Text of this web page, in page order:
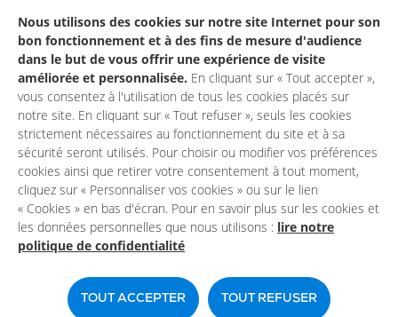
Contactez-nous
Mon compte
Accessibilité : non
conforme
Mentions légales
Un site du
Nous utilisons des cookies sur notre site Internet pour son
bon fonctionnement et à des fins de mesure d'audience
dans le but de vous offrir une expérience de visite
améliorée et personnalisée. En cliquant sur « Tout accepter »,
vous consentez à l'utilisation de tous les cookies placés sur
notre site. En cliquant sur « Tout refuser », seuls les cookies
strictement nécessaires au fonctionnement du site et à sa
sécurité seront utilisés. Pour choisir ou modifier vos préférences
cookies ainsi que retirer votre consentement à tout moment,
cliquez sur « Personnaliser vos cookies » ou sur le lien
« Cookies » en bas d'écran. Pour en savoir plus sur les cookies et
les données personnelles que nous utilisons : lire notre
politique de confidentialité
TOUT ACCEPTER TOUT REFUSER